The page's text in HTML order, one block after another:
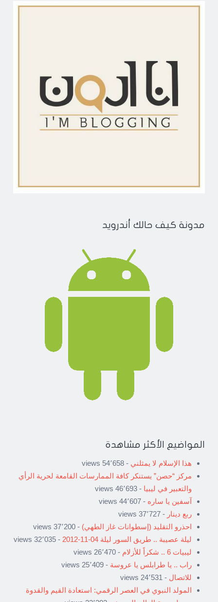
مدونة كيف حالك أندرويد
المواضيع الأكثر مشاهدة
هذا الإسلام لا يمثلني - 54٬658 views
مركز “حصن” يستنكر كافة الممارسات القامعة لحرية الرأي
والتعبير في ليبيا - 46٬693 views
آسفين يا ساره - 44٬607 views
ربع دينار - 37٬727 views
احذرو التقليد (إسطوانات غاز الطهي) - 37٬200 views
ليلة عصيبة .. طريق السور ليلة 04-11-2012
- 32٬035 views
ليبيات 6 .. شكراً للأزلام
- 26٬470 views
راب .. يا طرابلس يا عروسة - 25٬409 views
للاتصال - 24٬531 views
المولد النبوي في العصر الرقمي: استعادة القيم والقدوة